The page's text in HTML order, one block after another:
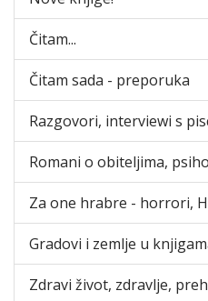
Čitam...
Čitam sada - preporuka
Razgovori, interviewi s
Romani o obiteljima,
Za one hrabre - horrori,
Gradovi i zemlje u
Zdravi život, zdravlje,